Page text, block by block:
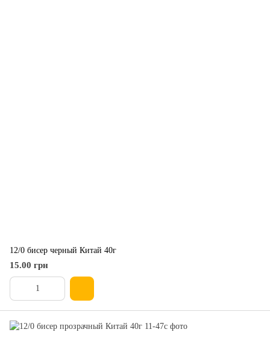
12/0 бисер черный Китай 40г
15.00 грн